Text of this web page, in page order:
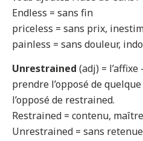
Endless = sans fin
priceless = sans prix,
painless = sans douleur,
Unrestrained (adj) =
prendre l’opposé de
l’opposé de restrained.
Restrained = contenu,
Unrestrained = sans